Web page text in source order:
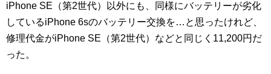
iPhone SE（第2世代）以外にも、同様にバッテリーが劣化
しているiPhone 6sのバッテリー交換を…と思ったけれど、
修理代金がiPhone SE（第2世代）などと同じく11,200円だ
った。